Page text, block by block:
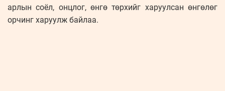
арлын соёл, онцлог, өнгө төрхийг харуулсан өнгөлөг
орчинг харуулж байлаа.